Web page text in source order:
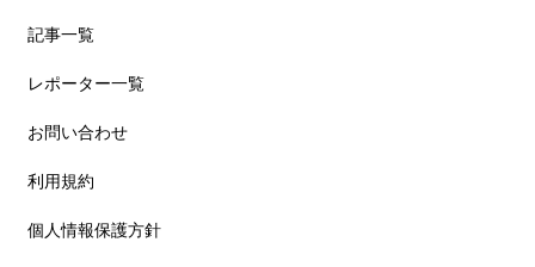
記事一覧
レポーター一覧
お問い合わせ
利用規約
個人情報保護方針